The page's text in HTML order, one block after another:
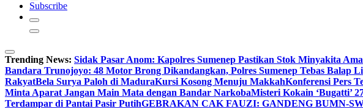
Subscribe
Trending News: Sidak Pasar Anom: Kapolres Sumenep Pastikan Stok Minyakita
Bandara Trunojoyo: 48 Motor Brong Dikandangkan, Polres Sumenep Tebas Balap
RakyatBela Surya Paloh di MaduraKursi Kosong Menuju MakkahKonferensi Pers
Minta Aparat Jangan Main Mata dengan Bandar NarkobaMisteri Kokain ‘Bugatti’
Terdampar di Pantai Pasir PutihGEBRAKAN CAK FAUZI: GANDENG BUMN-